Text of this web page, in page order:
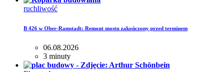
ruchliwość
B 426 w Ober-Ramstadt: Remont mostu zakończony przed terminem
06.08.2026
3 minuty